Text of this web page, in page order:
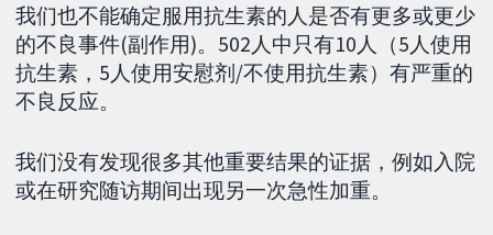
我们也不能确定服用抗生素的人是否有更多或更少
的不良事件(副作用)。502人中只有10人（5人使用
抗生素，5人使用安慰剂/不使用抗生素）有严重的
不良反应。
我们没有发现很多其他重要结果的证据，例如入院
或在研究随访期间出现另一次急性加重。